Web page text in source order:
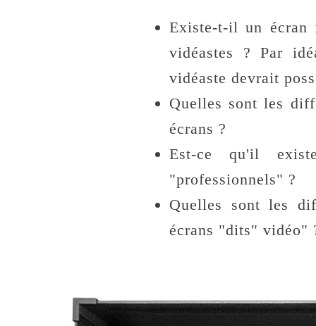
Existe-t-il un écran
vidéastes ? Par
vidéaste devrait
Quelles sont les
écrans ?
Est-ce qu'il
"professionnels" ?
Quelles sont les
écrans "dits" vidéo"